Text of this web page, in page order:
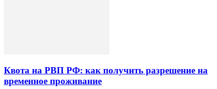
Квота на РВП РФ: как получить разрешение на
временное проживание